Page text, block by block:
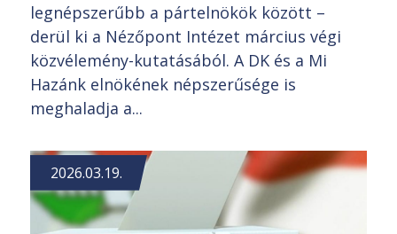
legnépszerűbb a pártelnökök között –
derül ki a Nézőpont Intézet március végi
közvélemény-kutatásából. A DK és a Mi
Hazánk elnökének népszerűsége is
meghaladja a...
2026.03.19.